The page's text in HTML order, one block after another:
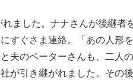
ました。ナナさんが後継者
すぐさま連絡。「あの人形
夫のペーターさんも、二人
が引き継がれました。その